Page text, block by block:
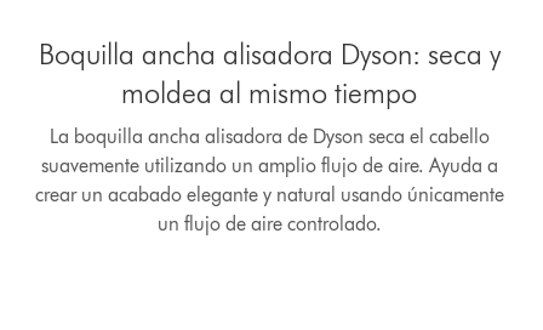
Boquilla ancha alisadora Dyson: seca y
moldea al mismo tiempo
La boquilla ancha alisadora de Dyson seca el cabello
suavemente utilizando un amplio flujo de aire. Ayuda a
crear un acabado elegante y natural usando únicamente
un flujo de aire controlado.